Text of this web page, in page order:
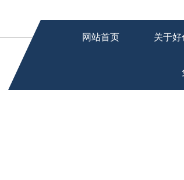
网站首页 关于